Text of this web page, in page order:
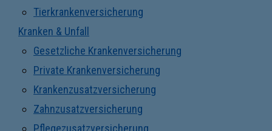
Tierkrankenversicherung
Kranken & Unfall
Gesetzliche Krankenversicherung
Private Krankenversicherung
Krankenzusatzversicherung
Zahnzusatzversicherung
Pflegezusatzversicherung